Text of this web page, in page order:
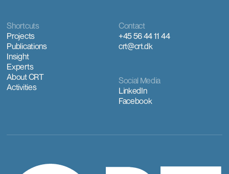
Contact
+45 56 44 11 44
crt@crt.dk
Shortcuts
Projects
Publications
Insight
Experts
About CRT
Activities
Social Media
LinkedIn
Facebook